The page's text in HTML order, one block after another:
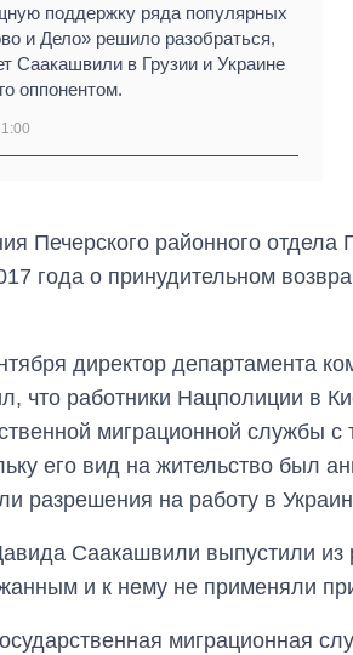
поддержку ряда популярных
и Дело» решило разобраться,
Саакашвили в Грузии и Украине
оппонентом.
Печерского районного отдела
года о принудительном
директор департамента
что работники Нацполиции в
миграционной службы
его вид на жительство был
разрешения на работу в
Саакашвили выпустили из
и к нему не применяли
миграционная